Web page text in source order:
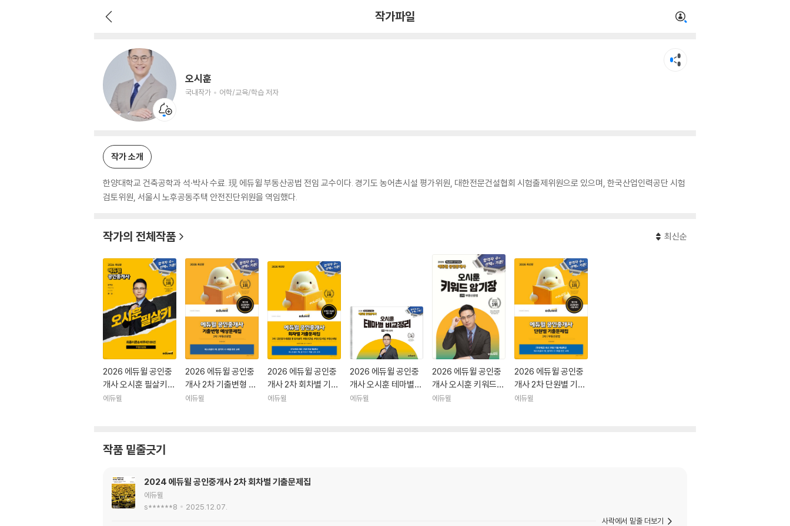
작가파일
오시훈
국내작가 어학/교육/학습 저자
작가 소개
한양대학교 건축공학과 석·박사 수료. 現 에듀윌 부동산공법 전임 교수이다. 경기도 농어촌시설 평가위원, 대한전문건설협회 시험출제위원으로 있으며, 한국산업인력공단 시험
검토위원, 서울시 노후공동주택 안전진단위원을 역임했다.
작가의 전체작품 최신순
2026 에듀윌 공인중
개사 오시훈 필살키
부동산공법
에듀윌
2026 에듀윌 공인중
개사 2차 기출변형 예
상문제집 부동산공법
에듀윌
2026 에듀윌 공인중
개사 2차 회차별 기출
문제집
에듀윌
2026 에듀윌 공인중
개사 오시훈 테마별
비교정리 부동산공법
에듀윌
2026 에듀윌 공인중
개사 오시훈 키워드
암기장 부동산공법
에듀윌
2026 에듀윌 공인중
개사 2차 단원별 기출
문제집 부동산공법
에듀윌
작품 밑줄긋기
2024 에듀윌 공인중개사 2차 회차별 기출문제집
에듀윌
s******8
2025.12.07.
사락에서 밑줄 더보기